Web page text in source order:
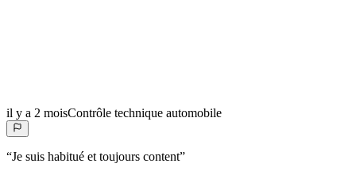
il y a 2 moisContrôle technique automobile
“Je suis habitué et toujours content”